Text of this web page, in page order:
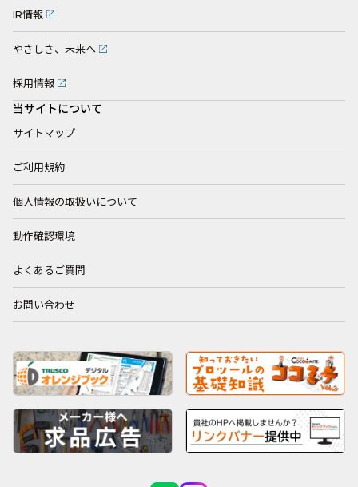
IR情報
やさしさ、未来へ
採用情報
当サイトについて
サイトマップ
ご利用規約
個人情報の取扱いについて
動作確認環境
よくあるご質問
お問い合わせ